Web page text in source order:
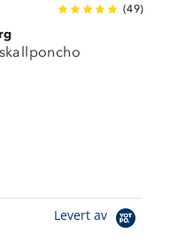
(49)
Levert av